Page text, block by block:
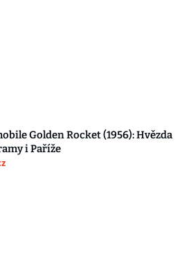
Golden Rocket (1956): Hvězda
i Paříže